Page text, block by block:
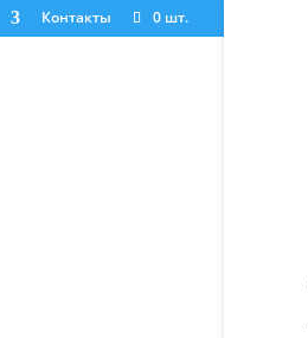
Контакты 0 шт.